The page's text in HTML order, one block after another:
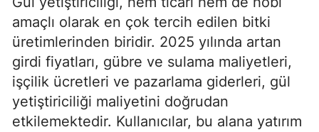
amaçlı olarak en çok tercih edilen bitki
üretimlerinden biridir. 2025 yılında artan
girdi fiyatları, gübre ve sulama maliyetleri,
işçilik ücretleri ve pazarlama giderleri, gül
yetiştiriciliği maliyetini doğrudan
etkilemektedir. Kullanıcılar, bu alana yatırım